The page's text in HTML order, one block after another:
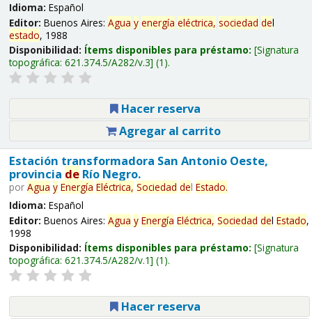
Idioma: Español
Editor: Buenos Aires: Agua y energía eléctrica, sociedad del
estado, 1988
Disponibilidad: Ítems disponibles para préstamo: Signatura
topográfica: 621.374.5/A282/v.3 (1).
Hacer reserva
Agregar al carrito
Estación transformadora San Antonio Oeste,
provincia deRío Negro.
por Agua y Energía Eléctrica, Sociedad del Estado.
Idioma: Español
Editor: Buenos Aires: Agua y Energía Eléctrica, Sociedad del Estado,
1998
Disponibilidad: Ítems disponibles para préstamo: Signatura
topográfica: 621.374.5/A282/v.1 (1).
Hacer reserva